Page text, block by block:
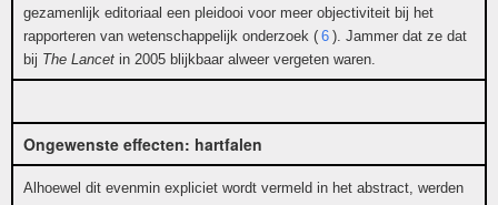
gezamenlijk editoriaal een pleidooi voor meer objectiviteit bij het
rapporteren van wetenschappelijk onderzoek ( 6 ). Jammer dat ze dat
bij The Lancet in 2005 blijkbaar alweer vergeten waren.
Ongewenste effecten: hartfalen
Alhoewel dit evenmin expliciet wordt vermeld in het abstract, werden